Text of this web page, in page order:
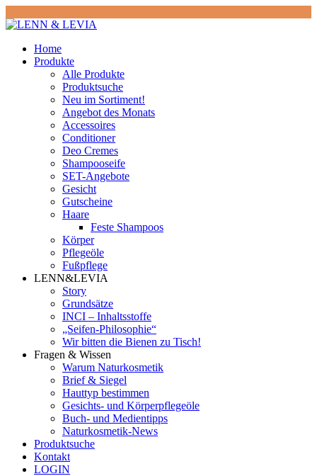
Home
Produkte
Alle Produkte
Produktsuche
Neu im Sortiment!
Angebot des Monats
Accessoires
Conditioner
Deo Cremes
Shampooseife
SET-Angebote
Gesicht
Gutscheine
Haare
Feste Shampoos
Körper
Pflegeöle
Fußpflege
LENN&LEVIA
Story
Grundsätze
INCI – Inhaltsstoffe
„Seifen-Philosophie“
Wir bitten die Bienen zu Tisch!
Fragen & Wissen
Warum Naturkosmetik
Brief & Siegel
Hauttyp bestimmen
Gesichts- und Körperpflegeöle
Buch- und Medientipps
Naturkosmetik-News
Produktsuche
Kontakt
LOGIN